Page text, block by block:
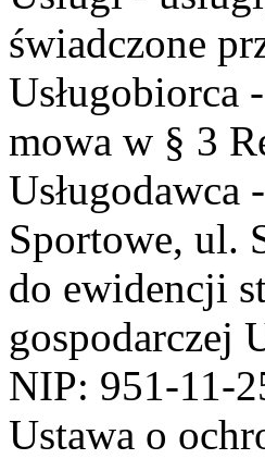
świadczone
Usługobiorca
mowa w § 3
Sportowe, ul.
do ewidencji
gospodarczej
NIP: 951-11-
Ustawa o